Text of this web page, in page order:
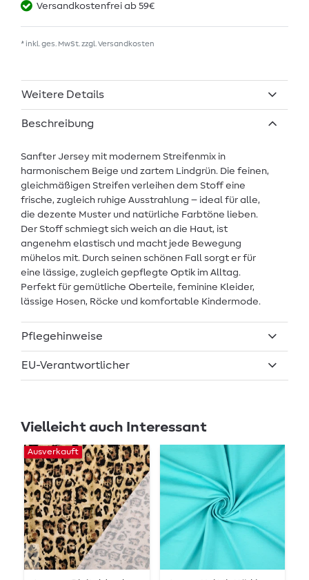
Versandkostenfrei ab 59€
* inkl. ges. MwSt. zzgl. Versandkosten
Weitere Details
Beschreibung
Sanfter Jersey mit modernem Streifenmix in
harmonischem Beige und zartem Lindgrün. Die feinen,
gleichmäßigen Streifen verleihen dem Stoff eine
frische, zugleich ruhige Ausstrahlung – ideal für alle,
die dezente Muster und natürliche Farbtöne lieben.
Der Stoff schmiegt sich weich an die Haut, ist
angenehm elastisch und macht jede Bewegung
mühelos mit. Durch seinen schönen Fall sorgt er für
eine lässige, zugleich gepflegte Optik im Alltag.
Perfekt für gemütliche Oberteile, feminine Kleider,
lässige Hosen, Röcke und komfortable Kindermode.
Pflegehinweise
EU-Verantwortlicher
Vielleicht auch Interessant
Ausverkauft